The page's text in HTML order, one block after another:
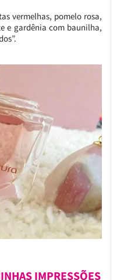
vermelhas, pomelo rosa,
e gardênia com baunilha,
IMPRESSÕES